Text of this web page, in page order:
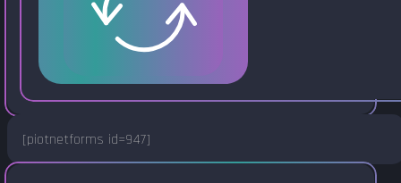
[piotnetforms id=947]